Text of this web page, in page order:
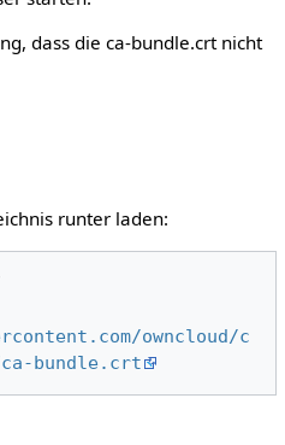
dass die ca-bundle.crt nicht
runter laden:
owncloud/c
bundle.crt